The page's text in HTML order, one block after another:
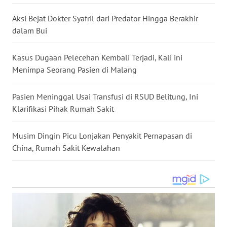
Aksi Bejat Dokter Syafril dari Predator Hingga Berakhir
dalam Bui
Kasus Dugaan Pelecehan Kembali Terjadi, Kali ini
Menimpa Seorang Pasien di Malang
Pasien Meninggal Usai Transfusi di RSUD Belitung, Ini
Klarifikasi Pihak Rumah Sakit
Musim Dingin Picu Lonjakan Penyakit Pernapasan di
China, Rumah Sakit Kewalahan
BENGKULU
LAMPUNG
WN
JATENG
WN
NUSANTARA
WN